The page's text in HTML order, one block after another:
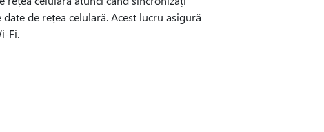
de rețea celulară. Acest lucru asigură
Fi.